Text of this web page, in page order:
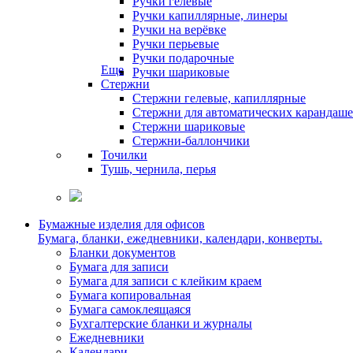
Ручки капиллярные, линеры
Ручки на верёвке
Ручки перьевые
Ручки подарочные
Ручки шариковые
Еще
Стержни
Стержни гелевые, капиллярные
Стержни для автоматических
Стержни шариковые
Стержни-баллончики
Точилки
Тушь, чернила, перья
Бумажные изделия для офисов
Бумага, бланки, ежедневники, календари, конверты.
Бланки документов
Бумага для записи
Бумага для записи с клейким краем
Бумага копировальная
Бумага самоклеящаяся
Бухгалтерские бланки и журналы
Ежедневники